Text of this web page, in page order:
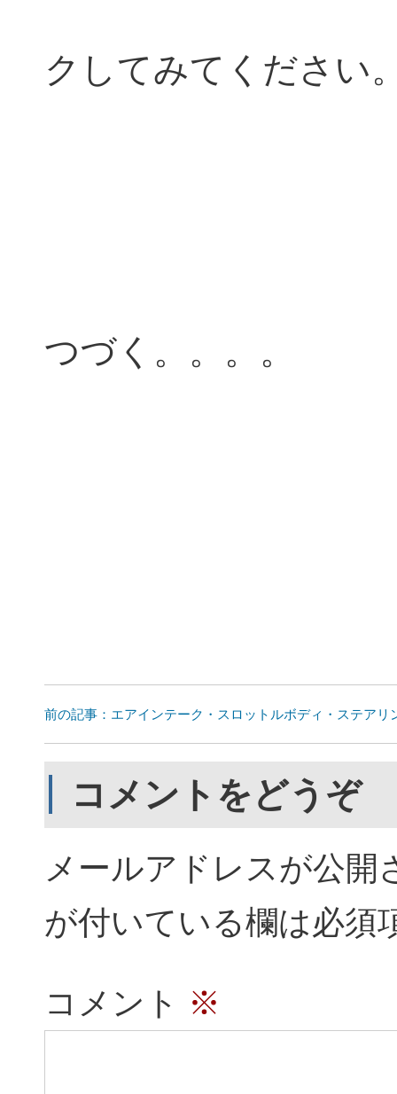
クしてみてください
つづく。。。。
前の記事：エアインテーク・スロットルボディ・ステアリ
コメントをどうぞ
メールアドレスが公
が付いている欄は必須
コメント ※